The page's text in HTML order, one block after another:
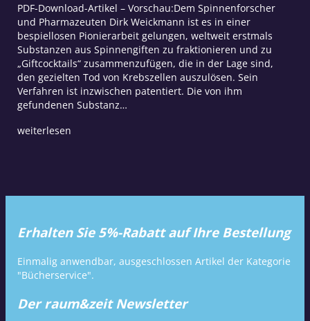
PDF-Download-Artikel – Vorschau:Dem Spinnenforscher
und Pharmazeuten Dirk Weickmann ist es in einer
bespiellosen Pionierarbeit gelungen, weltweit erstmals
Substanzen aus Spinnengiften zu fraktionieren und zu
„Giftcocktails“ zusammenzufügen, die in der Lage sind,
den gezielten Tod von Krebszellen auszulösen. Sein
Verfahren ist inzwischen patentiert. Die von ihm
gefundenen Substanz…
weiterlesen
Erhalten Sie 5%-Rabatt auf Ihre Bestellung
Einmalig anwendbar, ausgeschlossen Artikel der Kategorie
"Bücherservice".
Der raum&zeit Newsletter